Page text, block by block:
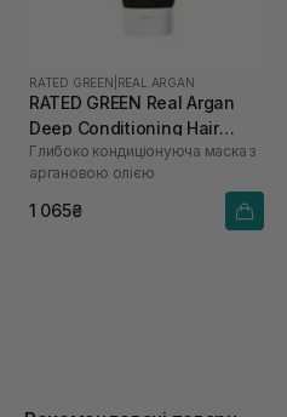
RATED GREEN REAL ARGAN
RATED GREEN Real Argan
Deep Conditioning Hair
Mask 200 мл
Глибоко кондиціонуюча маска з
аргановою олією
1 065₴